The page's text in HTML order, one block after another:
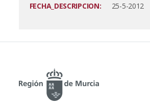
FECHA_DESCRIPCION:
25-5-2012